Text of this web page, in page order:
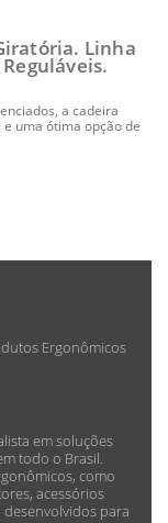
Linha
a cadeira
e uma ótima opção de
Ergonômicos
em soluções
todo o Brasil.
como
acessórios
para